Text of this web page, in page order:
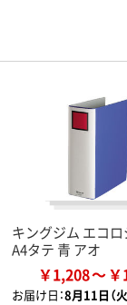
キングジム エコ
A4タテ 青 アオ
￥1,208
お届け日：8月11日（火